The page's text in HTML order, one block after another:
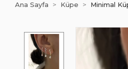
Ana Sayfa Küpe Minimal